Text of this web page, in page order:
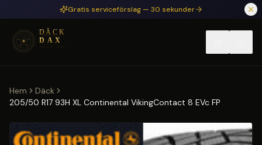
Hoppa till huvudinnehållGratis serviceförslag — 30 sekunder
Hem
Däck
205/50 R17 93H XL Continental VikingContact 8 EVc FP